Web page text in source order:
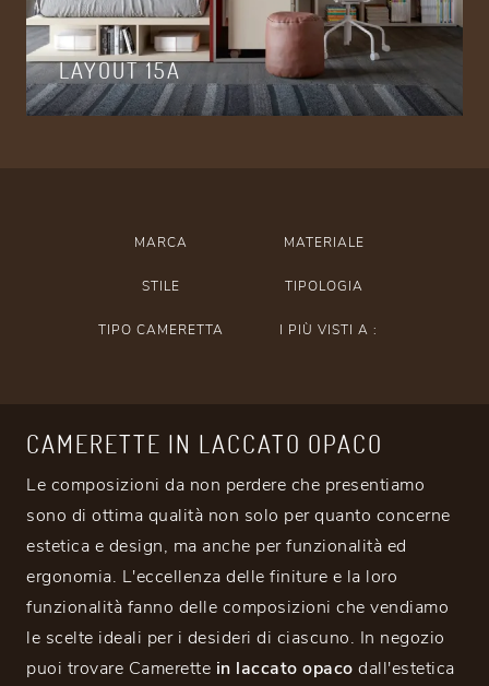
LAYOUT 15A
MARCA MATERIALE
STILE TIPOLOGIA
TIPO CAMERETTA I PIÙ VISTI A :
CAMERETTE IN LACCATO OPACO
Le composizioni da non perdere che presentiamo
sono di ottima qualità non solo per quanto concerne
estetica e design, ma anche per funzionalità ed
ergonomia. L'eccellenza delle finiture e la loro
funzionalità fanno delle composizioni che vendiamo
le scelte ideali per i desideri di ciascuno. In negozio
puoi trovare Camerette in laccato opaco dall'estetica